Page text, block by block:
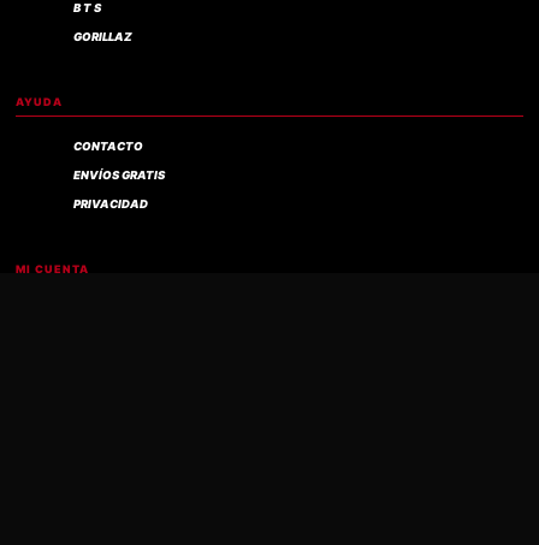
B T S
GORILLAZ
AYUDA
CONTACTO
ENVÍOS GRATIS
PRIVACIDAD
MI CUENTA